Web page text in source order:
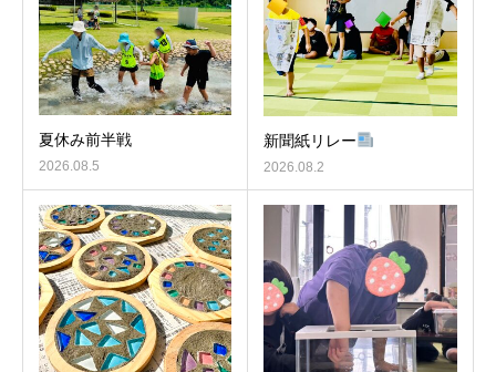
夏休み前半戦
2026.08.5
新聞紙リレー
2026.08.2